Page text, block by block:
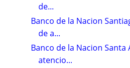
de...
Banco de la Nacion
de a...
Banco de la Nacion
atencio...